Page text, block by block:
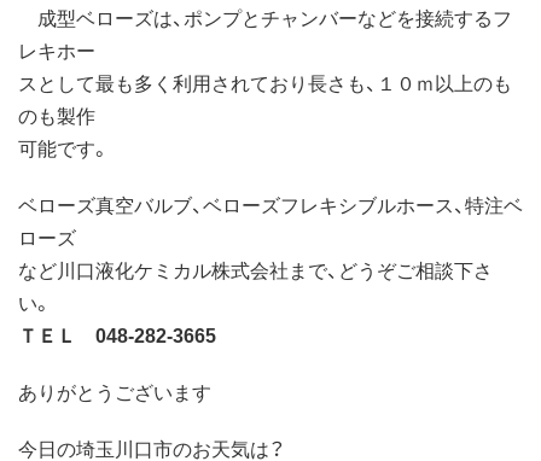
成型ベローズは、ポンプとチャンバーなどを接続するフ
レキホー
スとして最も多く利用されており長さも、１０ｍ以上のも
のも製作
可能です。
ベローズ真空バルブ、ベローズフレキシブルホース、特注ベ
ローズ
など川口液化ケミカル株式会社まで、どうぞご相談下さ
い。
ＴＥＬ 048-282-3665
ありがとうございます
今日の埼玉川口市のお天気は？